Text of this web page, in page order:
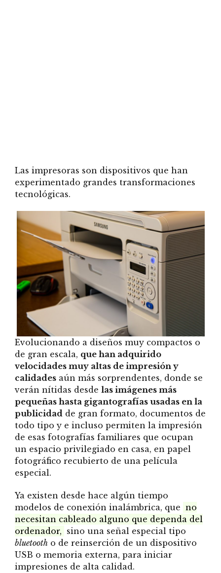
Las impresoras son dispositivos que han
experimentado grandes transformaciones
tecnológicas.
Evolucionando a diseños muy compactos o
de gran escala, que han adquirido
velocidades muy altas de impresión y
calidades aún más sorprendentes, donde se
verán nítidas desde las imágenes más
pequeñas hasta gigantografías usadas en la
publicidad de gran formato, documentos de
todo tipo y e incluso permiten la impresión
de esas fotografías familiares que ocupan
un espacio privilegiado en casa, en papel
fotográfico recubierto de una película
especial.
Ya existen desde hace algún tiempo
modelos de conexión inalámbrica, que no
necesitan cableado alguno que dependa del
ordenador, sino una señal especial tipo
bluetooth o de reinserción de un dispositivo
USB o memoria externa, para iniciar
impresiones de alta calidad.